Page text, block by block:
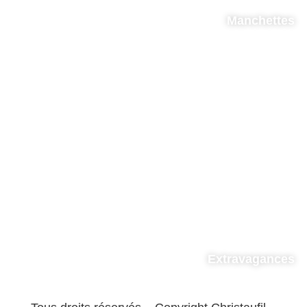
Manchettes
Extravagances